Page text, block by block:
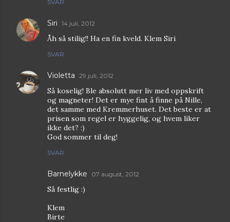
SVAR
Siri 14 juli, 2012
Åh så stilig!! Ha en fin kveld. Klem Siri
SVAR
Violetta 29 juli, 2012
Så koselig! Ble absolutt mer liv med oppskrift
og magneter! Det er mye fint å finne på Nille,
det samme med Kremmerhuset. Det beste er at
prisen som regel er hyggelig, og hvem liker
ikke det? :)
God sommer til deg!
SVAR
Barnelykke 07 august, 2012
Så festlig :)
Klem
Birte